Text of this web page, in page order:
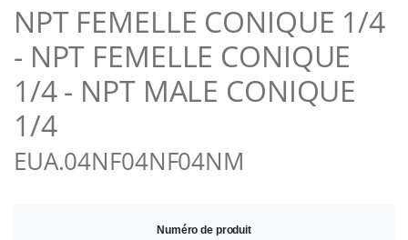
NPT FEMELLE CONIQUE 1/4
- NPT FEMELLE CONIQUE
1/4 - NPT MALE CONIQUE
1/4
EUA.04NF04NF04NM
Numéro de produit